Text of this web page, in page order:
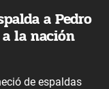
a Pedro
la nación
de espaldas